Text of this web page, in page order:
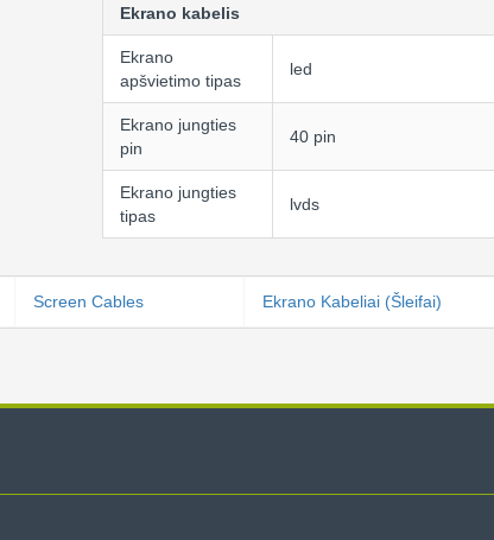
Ekrano kabelis
Ekrano
apšvietimo tipas
led
Ekrano jungties
pin
40 pin
Ekrano jungties
tipas
lvds
Screen Cables Ekrano Kabeliai (Šleifai)